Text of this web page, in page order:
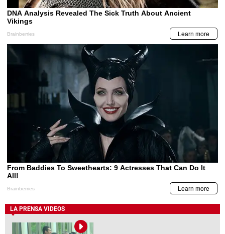
LA PRENSA VIDEOS